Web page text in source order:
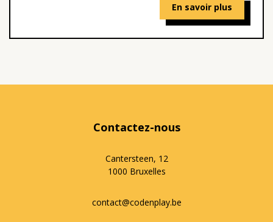
En savoir plus
Contactez-nous
Cantersteen, 12
1000 Bruxelles
contact@codenplay.be